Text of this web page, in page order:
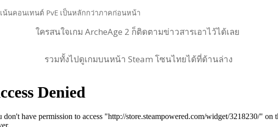
เน้นคอนเทนต์ PvE เป็นหลักกว่าภาคก่อนหน้า
ใครสนใจเกม ArcheAge 2 ก็ติดตามข่าวสารเอาไว้ได้เลย
รวมทั้งไปดูเกมบนหน้า Steam โซนไทยได้ที่ด้านล่าง